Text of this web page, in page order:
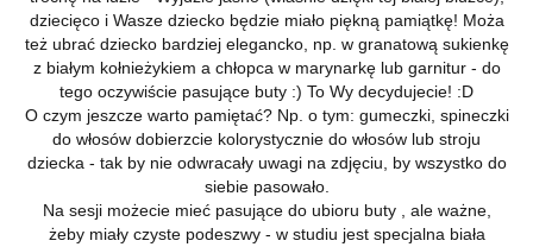
dziecięco i Wasze dziecko będzie miało piękną pamiątkę! Moża
też ubrać dziecko bardziej elegancko, np. w granatową sukienkę
z białym kołnieżykiem a chłopca w marynarkę lub garnitur - do
tego oczywiście pasujące buty :) To Wy decydujecie! :D
O czym jeszcze warto pamiętać? Np. o tym: gumeczki, spineczki
do włosów dobierzcie kolorystycznie do włosów lub stroju
dziecka - tak by nie odwracały uwagi na zdjęciu, by wszystko do
siebie pasowało.
Na sesji możecie mieć pasujące do ubioru buty , ale ważne,
żeby miały czyste podeszwy - w studiu jest specjalna biała